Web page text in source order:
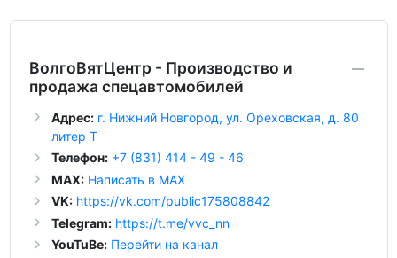
ВолгоВятЦентр - Производство и
продажа спецавтомобилей
Адрес: г. Нижний Новгород, ул. Ореховская, д. 80
литер Т
Телефон:+7 (831) 414 - 49 - 46
MAX: Написать в MAX
VK: https://vk.com/public175808842
Telegram: https://t.me/vvc_nn
YouTuBe: Перейти на канал